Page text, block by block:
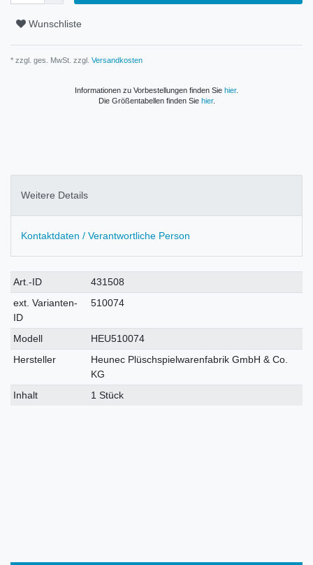
Wunschliste
* zzgl. ges. MwSt. zzgl. Versandkosten
Informationen zu Vorbestellungen finden Sie hier.
Die Größentabellen finden Sie hier.
Weitere Details
Kontaktdaten / Verantwortliche Person
Technisches
Merkmal
Wert
Art.-ID
431508
ext. Varianten-
ID
510074
Modell
HEU510074
Hersteller
Heunec Plüschspielwarenfabrik GmbH & Co.
KG
Inhalt
1 Stück